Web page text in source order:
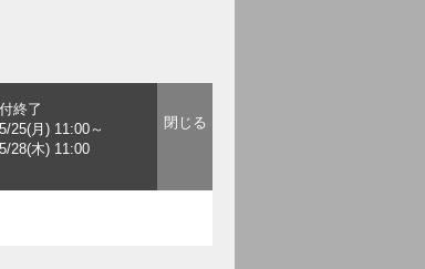
終了
25(月) 11:00～
28(木) 11:00